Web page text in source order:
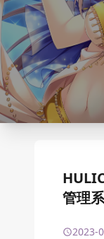
管理
2023-